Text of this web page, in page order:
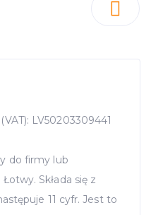
LV50203309441
do firmy lub
Składa się z
11 cyfr. Jest to